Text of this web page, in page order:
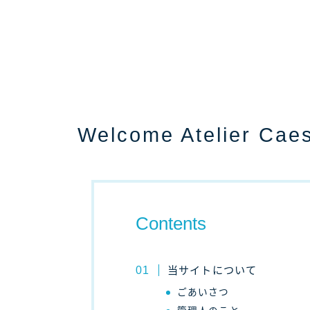
Welcome Atelier
Contents
当サイトについて
ごあいさつ